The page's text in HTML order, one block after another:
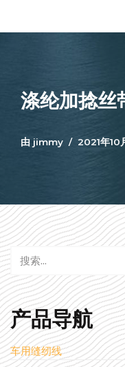
跳
涤纶加捻丝
由 jimmy 2021年10
产品导航
车用缝纫线